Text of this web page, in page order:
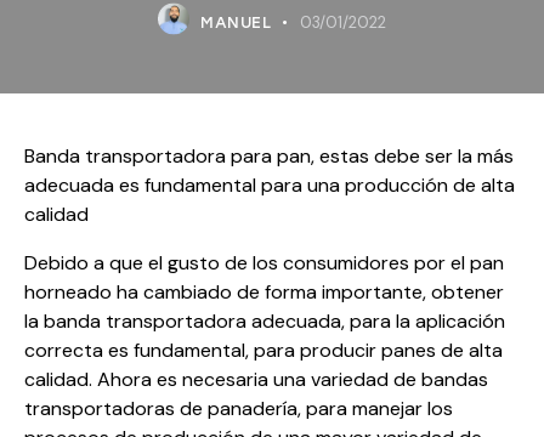
MANUEL 03/01/2022
Banda transportadora para pan, estas debe ser la más
adecuada es fundamental para una producción de alta
calidad
Debido a que el gusto de los consumidores por el pan
horneado ha cambiado de forma importante, obtener
la banda transportadora adecuada, para la aplicación
correcta es fundamental, para producir panes de alta
calidad. Ahora es necesaria una variedad de bandas
transportadoras de panadería, para manejar los